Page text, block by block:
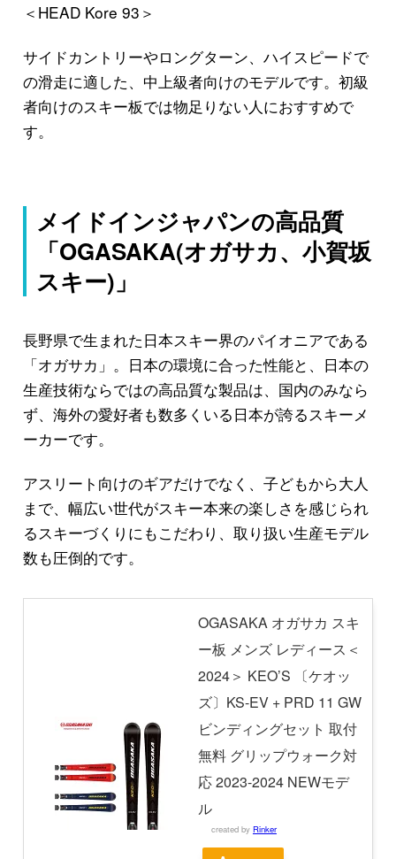
＜HEAD Kore 93＞
サイドカントリーやロングターン、ハイスピードで
の滑走に適した、中上級者向けのモデルです。初級
者向けのスキー板では物足りない人におすすめで
す。
メイドインジャパンの高品質
「OGASAKA(オガサカ、小賀坂
スキー)」
長野県で生まれた日本スキー界のパイオニアである
「オガサカ」。日本の環境に合った性能と、日本の
生産技術ならではの高品質な製品は、国内のみなら
ず、海外の愛好者も数多くいる日本が誇るスキーメ
ーカーです。
アスリート向けのギアだけでなく、子どもから大人
まで、幅広い世代がスキー本来の楽しさを感じられ
るスキーづくりにもこだわり、取り扱い生産モデル
数も圧倒的です。
OGASAKA オガサカ スキ
ー板 メンズ レディース＜
2024＞ KEO’S 〔ケオッ
ズ〕KS-EV + PRD 11 GW
ビンディングセット 取付
無料 グリップウォーク対
応 2023-2024 NEWモデ
ル
created by Rinker